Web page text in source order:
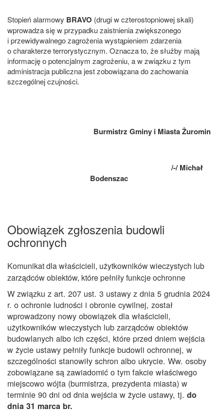
Stopień alarmowy BRAVO (drugi w czterostopniowej skali)
wprowadza się w przypadku zaistnienia zwiększonego
i przewidywalnego zagrożenia wystąpieniem zdarzenia
o charakterze terrorystycznym. Oznacza to, że służby mają
informację o potencjalnym zagrożeniu, a w związku z tym
administracja publiczna jest zobowiązana do zachowania
szczególnej czujności.
Burmistrz Gminy i Miasta Żuromin
/-/ Michał
Bodenszac
Obowiązek zgłoszenia budowli
ochronnych
Komunikat dla właścicieli, użytkowników wieczystych lub
zarządców obiektów, które pełniły funkcje ochronne
W związku z art. 207 ust. 3 ustawy z dnia 5 grudnia 2024
r. o ochronie ludności i obronie cywilnej, został
wprowadzony nowy obowiązek dla właścicieli,
użytkowników wieczystych lub zarządców obiektów
budowlanych albo ich części, które przed dniem wejścia
w życie ustawy pełniły funkcje budowli ochronnej, w
szczególności stanowiły schron albo ukrycie. Ww. osoby
zobowiązane są zawiadomić o tym fakcie właściwego
miejscowo wójta (burmistrza, prezydenta miasta) w
terminie 90 dni od dnia wejścia w życie ustawy, tj. do
dnia 31 marca br.